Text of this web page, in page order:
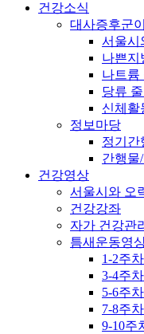
건강소식
대사증후군
서울시
나쁜지
나트륨
당류 줄
신체활
정보마당
정기간
간행물
건강영상
서울시와 오
건강강좌
자가 건강관
틈새운동영
1-2주차
3-4주차
5-6주차
7-8주차
9-10주